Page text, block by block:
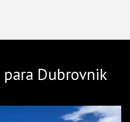
para Dubrovnik